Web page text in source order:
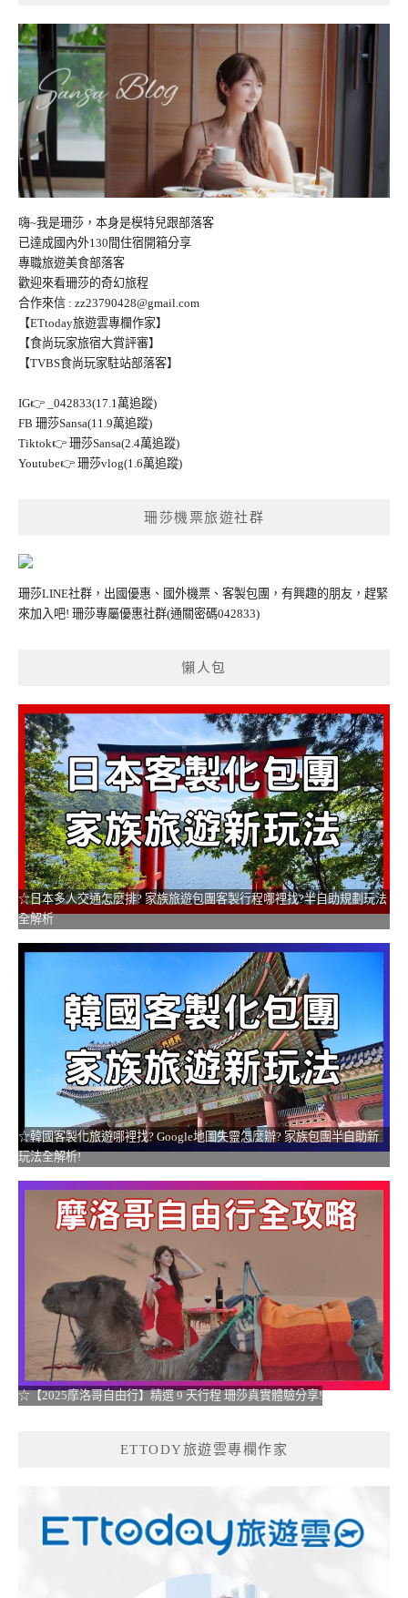
嗨~我是珊莎，本身是模特兒跟部落客
已達成國內外130間住宿開箱分享
專職旅遊美食部落客
歡迎來看珊莎的奇幻旅程
合作來信 : zz23790428@gmail.com
【ETtoday旅遊雲專欄作家】
【食尚玩家旅宿大賞評審】
【TVBS食尚玩家駐站部落客】
IG👉
_042833(17.1萬追蹤)
FB 珊莎Sansa(11.9萬追蹤)
Tiktok👉 珊莎Sansa(2.4萬追蹤)
Youtube👉 珊莎vlog(1.6萬追蹤)
珊莎機票旅遊社群
珊莎LINE社群，出國優惠、國外機票、客製包團，有興趣的朋友，趕緊
來加入吧! 珊莎專屬優惠社群(通關密碼042833)
懶人包
☆日本多人交通怎麼排? 家族旅遊包團客製行程哪裡找?半自助規劃玩法
全解析
☆韓國客製化旅遊哪裡找? Google地圖失靈怎麼辦? 家族包團半自助新
玩法全解析!
☆【2025摩洛哥自由行】精選 9 天行程 珊莎真實體驗分享!
ETTODY旅遊雲專欄作家